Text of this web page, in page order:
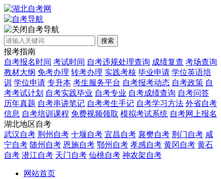
自考导航
搜索
报考指南
自考报名时间 考试时间 自考违规处理查询 成绩复查 考场查询
教材大纲 免考办理 转考办理 实践考核 毕业申请 学位英语培
训 学位申请 专升本 考生服务平台 自考报考动态 自考政策 自
考考试计划 自考实践毕业 自考专业 自考成绩查询 自考问答
历年真题 自考串讲笔记 自考考生手记 自考学习方法 外省自考
信息 自考培训课程 免费视频领取 模拟考试系统 自考网上报名
湖北地区自考
武汉自考 荆州自考 十堰自考 宜昌自考 襄樊自考 荆门自考 咸
宁自考 随州自考 恩施自考 鄂州自考 孝感自考 黄冈自考 黄石
自考 潜江自考 天门自考 仙桃自考 神农架自考
网站首页